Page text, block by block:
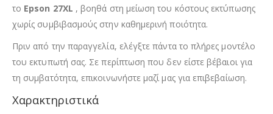
το Epson 27XL , βοηθά στη μείωση του κόστους εκτύπωσης
χωρίς συμβιβασμούς στην καθημερινή ποιότητα.
Πριν από την παραγγελία, ελέγξτε πάντα το πλήρες μοντέλο
του εκτυπωτή σας. Σε περίπτωση που δεν είστε βέβαιοι για
τη συμβατότητα, επικοινωνήστε μαζί μας για επιβεβαίωση.
Χαρακτηριστικά